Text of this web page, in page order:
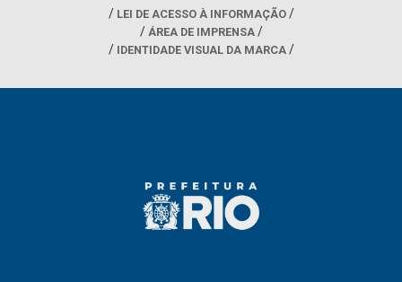
LEI DE ACESSO À INFORMAÇÃO
ÁREA DE IMPRENSA
IDENTIDADE VISUAL DA MARCA